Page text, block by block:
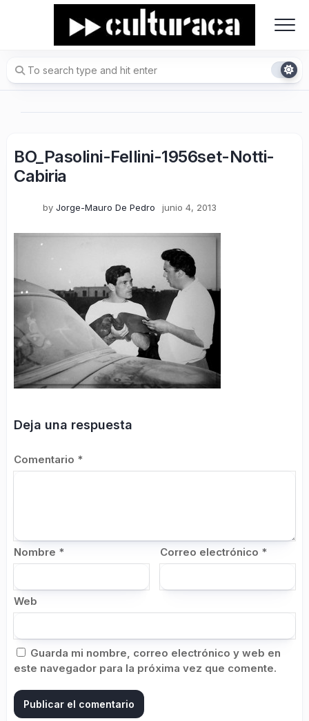
BO_Pasolini-Fellini-1956set-Notti-
Cabiria
by Jorge-Mauro De Pedro junio 4, 2013
Deja una respuesta
Comentario *
Nombre * Correo electrónico *
Web
Guarda mi nombre, correo electrónico y web en
este navegador para la próxima vez que comente.